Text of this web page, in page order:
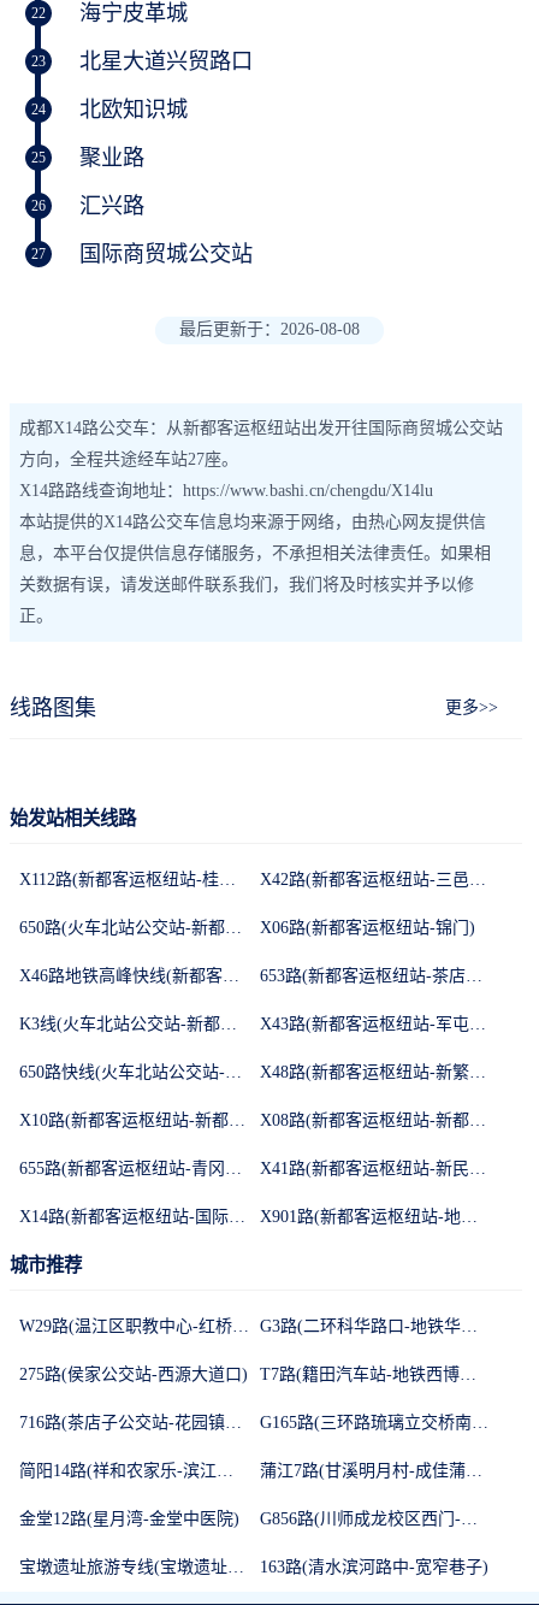
22 海宁皮革城
23 北星大道兴贸路口
24 北欧知识城
25 聚业路
26 汇兴路
27 国际商贸城公交站
最后更新于：2026-08-08
成都X14路公交车：从新都客运枢纽站出发开往国际商贸城公交站
方向，全程共途经车站27座。
X14路路线查询地址：https://www.bashi.cn/chengdu/X14lu
本站提供的X14路公交车信息均来源于网络，由热心网友提供信
息，本平台仅提供信息存储服务，不承担相关法律责任。如果相
关数据有误，请发送邮件联系我们，我们将及时核实并予以修
正。
线路图集 更多>>
始发站相关线路
X112路(新都客运枢纽站-桂湖森林广场一站) X42路(新都客运枢纽站-三邑大桥)
650路(火车北站公交站-新都客运枢纽站) X06路(新都客运枢纽站-锦门)
X46路地铁高峰快线(新都客运枢纽站-新繁客运站) 653路(新都客运枢纽站-茶店子公交站)
K3线(火车北站公交站-新都客运枢纽站) X43路(新都客运枢纽站-军屯镇)
650路快线(火车北站公交站-新都客运枢纽站) X48路(新都客运枢纽站-新繁客运站)
X10路(新都客运枢纽站-新都一中) X08路(新都客运枢纽站-新都鸿运公交站)
655路(新都客运枢纽站-青冈北路地铁韦家碾站) X41路(新都客运枢纽站-新民客运站)
X14路(新都客运枢纽站-国际商贸城公交站) X901路(新都客运枢纽站-地铁桂龙路站)
城市推荐
W29路(温江区职教中心-红桥社区) G3路(二环科华路口-地铁华府大道站)
275路(侯家公交站-西源大道口) T7路(籍田汽车站-地铁西博城站)
716路(茶店子公交站-花园镇公交站) G165路(三环路琉璃立交桥南-麻柳湾)
简阳14路(祥和农家乐-滨江路南段) 蒲江7路(甘溪明月村-成佳蒲名路)
金堂12路(星月湾-金堂中医院) G856路(川师成龙校区西门-地铁行政学院站)
宝墩遗址旅游专线(宝墩遗址-地铁新平站) 163路(清水滨河路中-宽窄巷子)